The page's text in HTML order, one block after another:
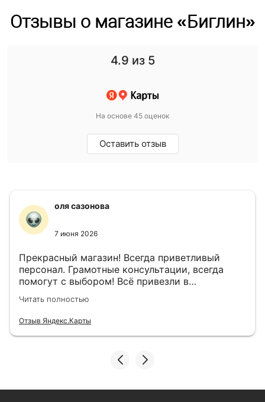
Отзывы о магазине «Биглин»
4.9 из 5
На основе 45 оценок
Оставить отзыв
оля сазонова
7 июня 2026
Прекрасный магазин! Всегда приветливый
персонал. Грамотные консультации, всегда
помогут с выбором! Всё привезли в
назначенный день!
Читать полностью
Отзыв Яндекс.Карты